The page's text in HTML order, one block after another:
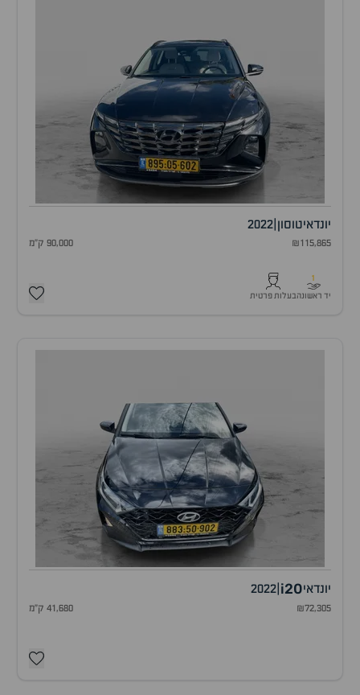
יונדאיטוסון 2022
₪115,865 90,000 ק"מ
1
יד ראשונהבעלות פרטית
יונדאיi20
2022
₪72,305 41,680 ק"מ